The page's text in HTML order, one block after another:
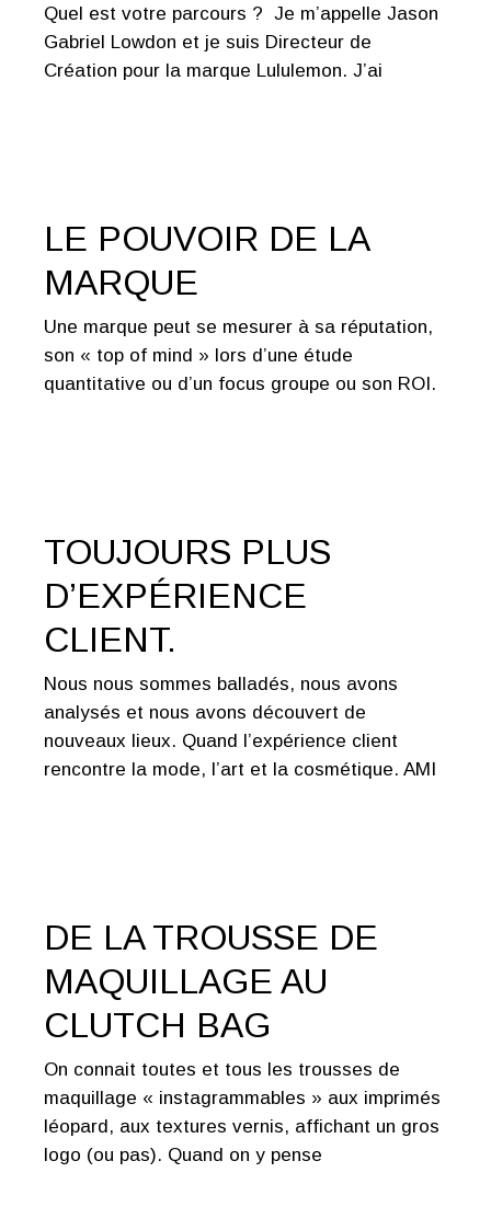
Quel est votre parcours ? Je m’appelle Jason
Gabriel Lowdon et je suis Directeur de
Création pour la marque Lululemon. J’ai
LE POUVOIR DE LA
MARQUE
Une marque peut se mesurer à sa réputation,
son « top of mind » lors d’une étude
quantitative ou d’un focus groupe ou son ROI.
TOUJOURS PLUS
D’EXPÉRIENCE
CLIENT.
Nous nous sommes balladés, nous avons
analysés et nous avons découvert de
nouveaux lieux. Quand l’expérience client
rencontre la mode, l’art et la cosmétique. AMI
DE LA TROUSSE DE
MAQUILLAGE AU
CLUTCH BAG
On connait toutes et tous les trousses de
maquillage « instagrammables » aux imprimés
léopard, aux textures vernis, affichant un gros
logo (ou pas). Quand on y pense